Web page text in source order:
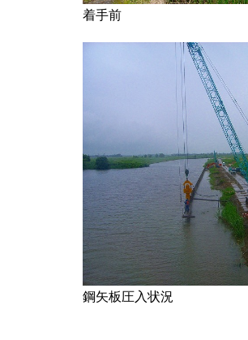
着手前
鋼矢板圧入状況